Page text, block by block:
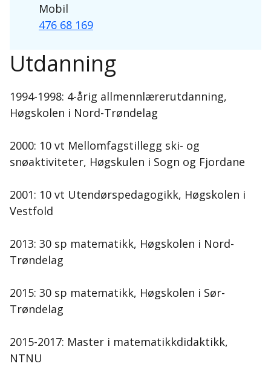
Mobil
476 68 169
Utdanning
1994-1998: 4-årig allmennlærerutdanning,
Høgskolen i Nord-Trøndelag
2000: 10 vt Mellomfagstillegg ski- og
snøaktiviteter, Høgskulen i Sogn og Fjordane
2001: 10 vt Utendørspedagogikk, Høgskolen i
Vestfold
2013: 30 sp matematikk, Høgskolen i Nord-
Trøndelag
2015: 30 sp matematikk, Høgskolen i Sør-
Trøndelag
2015-2017: Master i matematikkdidaktikk,
NTNU